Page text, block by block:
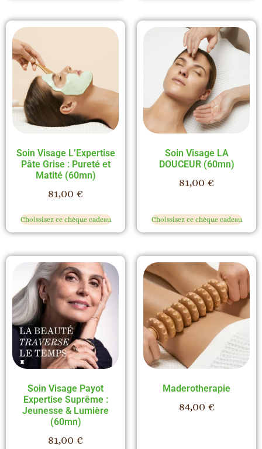
Soin Visage L’Expertise
Pâte Grise : Pureté et
Matité (60mn)
81,00 €
Choissisez ce chèque cadeau
Soin Visage LA
DOUCEUR (60mn)
81,00 €
Choissisez ce chèque cadeau
Soin Visage Payot
Expertise Suprême :
Jeunesse & Lumière
(60mn)
81,00 €
Maderotherapie
84,00 €